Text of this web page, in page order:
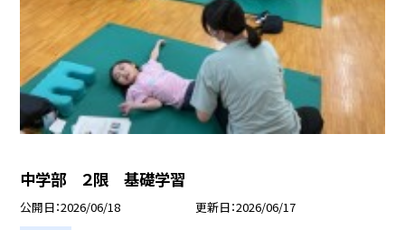
中学部 ２限 基礎学習
公開日 2026/06/18 更新日 2026/06/17